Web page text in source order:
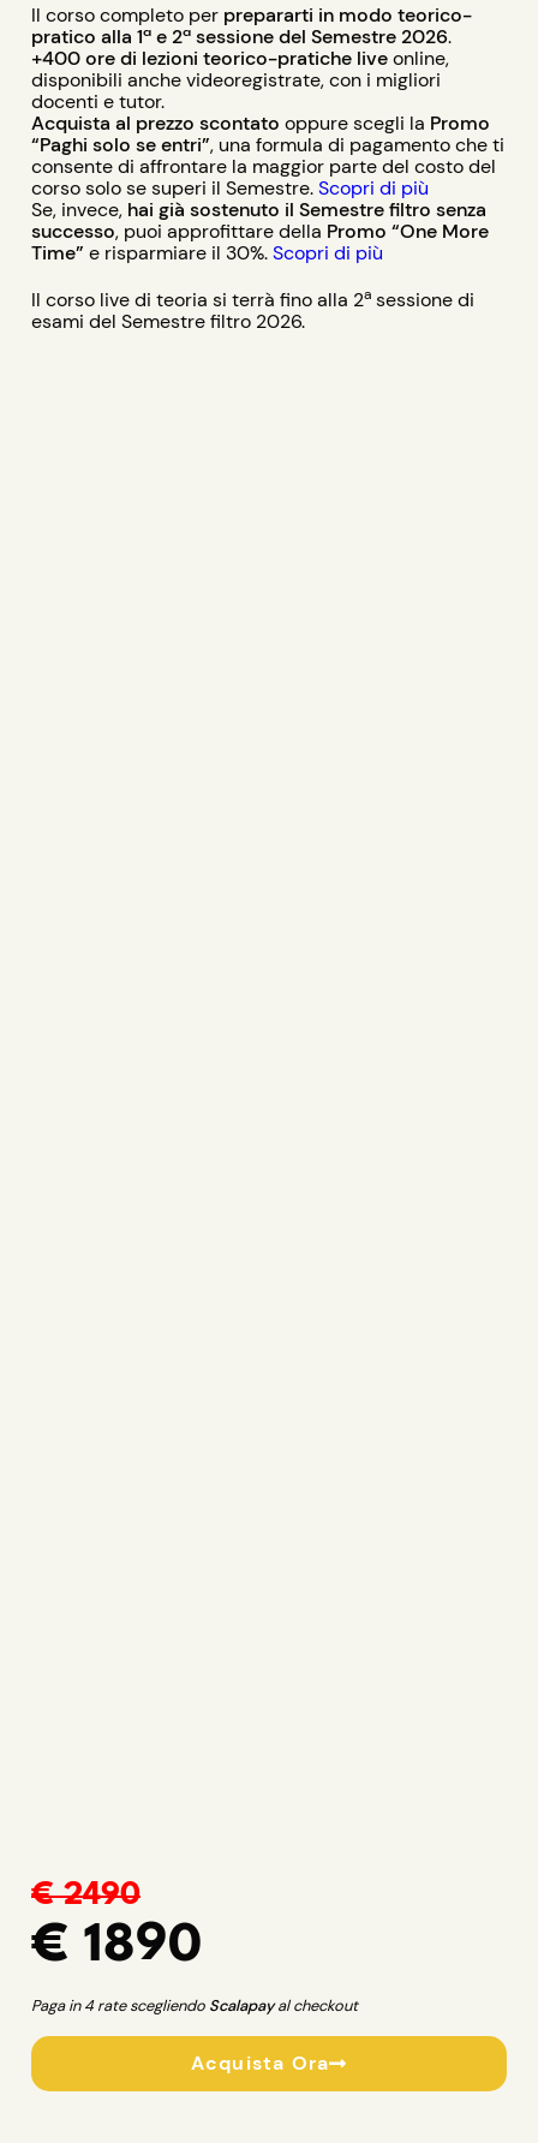
Il corso completo per prepararti in modo teorico-
pratico alla 1ª e 2ª sessione del Semestre 2026.
+400 ore di lezioni teorico-pratiche liveonline,
disponibili anche videoregistrate, con i migliori
docenti e tutor.
Acquista al prezzo scontato oppure scegli la Promo
“Paghi solo se entri”, una formula di pagamento che ti
consente di affrontare la maggior parte del costo del
corso solo se superi il Semestre.Scopri di più
Se, invece, hai già sostenuto il Semestre filtro senza
successo, puoi approfittare della Promo “One More
Time” e risparmiare il 30%.Scopri di più
Il corso live di teoria si terrà fino alla 2a sessione di
esami del Semestre filtro 2026.
€ 2490
€ 1890
Paga in 4 rate scegliendo Scalapayal checkout
Acquista Ora